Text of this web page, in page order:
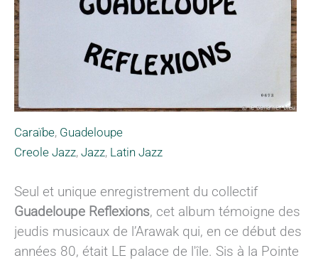
Caraïbe, Guadeloupe
Creole Jazz, Jazz, Latin Jazz
Seul et unique enregistrement du collectif
Guadeloupe Reflexions, cet album témoigne des
jeudis musicaux de l’Arawak qui, en ce début des
années 80, était LE palace de l'île. Sis à la Pointe